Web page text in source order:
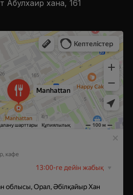
Абулхаир хана, 161